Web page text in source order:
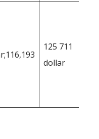
125 711
dollar